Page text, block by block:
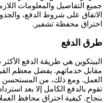
جميع التفاصيل والمعلومات
الاتفاق على شروط الدفع،
اختراق محفظة تشفير .
طرق الدفع
البيتكوين هي طريقة الدفع
مقابل خدماتهم. يفضل معظم
العمل. ومع ذلك، من المستحسن
تقوم بالدفع الكامل إلا بعد
بنجاح. كيفية اختراق محافظ